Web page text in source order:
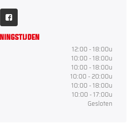
12:00 - 18:00u
10:00 - 18:00u
10:00 - 18:00u
10:00 - 20:00u
10:00 - 18:00u
10:00 - 17:00u
Gesloten